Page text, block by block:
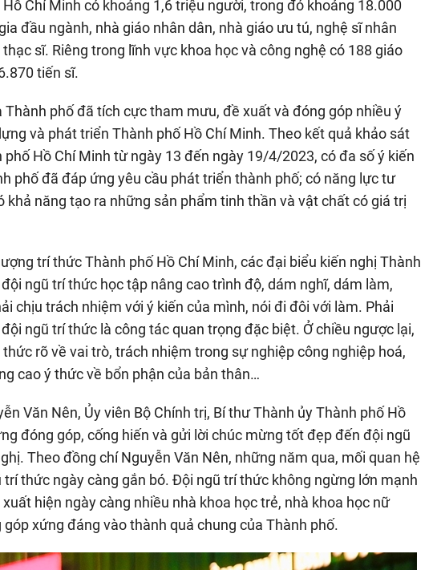
Chí Minh có khoảng 1,6 triệu người, trong đó khoảng 18.000
đầu ngành, nhà giáo nhân dân, nhà giáo ưu tú, nghệ sĩ nhân
sĩ. Riêng trong lĩnh vực khoa học và công nghệ có 188 giáo
tiến sĩ.
phố đã tích cực tham mưu, đề xuất và đóng góp nhiều ý
và phát triển Thành phố Hồ Chí Minh. Theo kết quả khảo sát
Hồ Chí Minh từ ngày 13 đến ngày 19/4/2023, có đa số ý kiến
phố đã đáp ứng yêu cầu phát triển thành phố; có năng lực tư
khả năng tạo ra những sản phẩm tinh thần và vật chất có giá trị
trí thức Thành phố Hồ Chí Minh, các đại biểu kiến nghị Thành
ngũ trí thức học tập nâng cao trình độ, dám nghĩ, dám làm,
chịu trách nhiệm với ý kiến của mình, nói đi đôi với làm. Phải
ngũ trí thức là công tác quan trọng đặc biệt. Ở chiều ngược lại,
rõ về vai trò, trách nhiệm trong sự nghiệp công nghiệp hoá,
cao ý thức về bổn phận của bản thân…
Văn Nên, Ủy viên Bộ Chính trị, Bí thư Thành ủy Thành phố Hồ
đóng góp, cống hiến và gửi lời chúc mừng tốt đẹp đến đội ngũ
Theo đồng chí Nguyễn Văn Nên, những năm qua, mối quan hệ
thức ngày càng gắn bó. Đội ngũ trí thức không ngừng lớn mạnh
hiện ngày càng nhiều nhà khoa học trẻ, nhà khoa học nữ
xứng đáng vào thành quả chung của Thành phố.